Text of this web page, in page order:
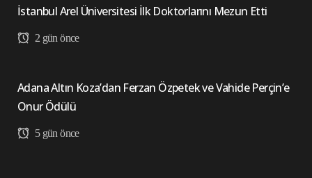
İstanbul Arel Üniversitesi İlk Doktorlarını Mezun Etti
2 gün önce
Adana Altın Koza’dan Ferzan Özpetek ve Vahide Perçin’e
Onur Ödülü
5 gün önce